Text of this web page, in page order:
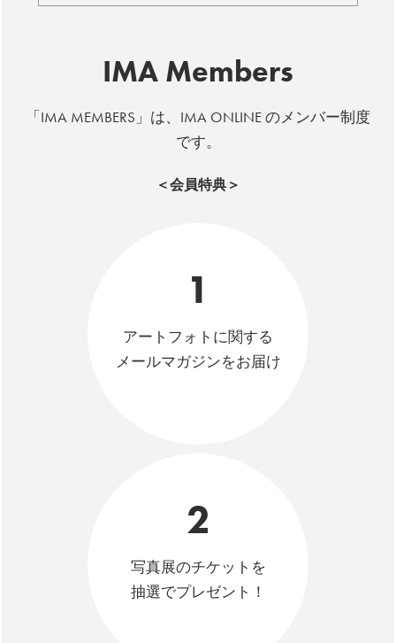
IMA Members
「IMA MEMBERS」は、IMA ONLINE のメンバー制度
です。
＜会員特典＞
1
アートフォトに関する
メールマガジンをお届け
2
写真展のチケットを
抽選でプレゼント！